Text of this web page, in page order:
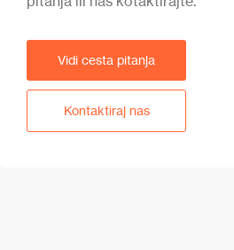
Vidi cesta pitanja
Kontaktiraj nas